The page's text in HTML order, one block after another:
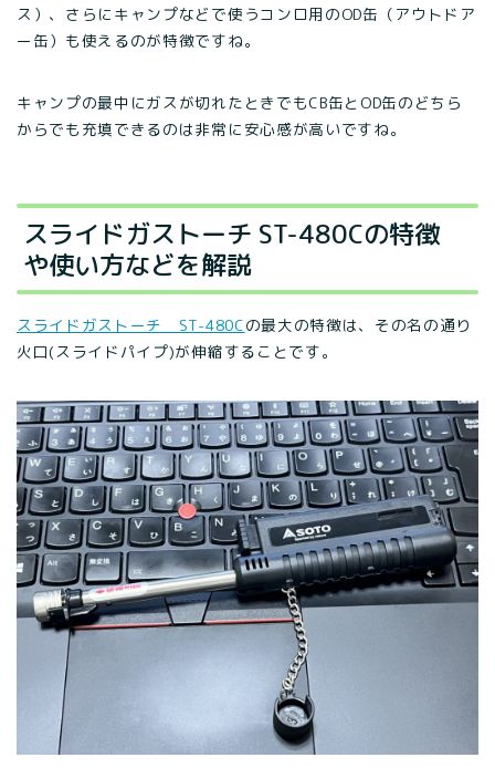
ス）、さらにキャンプなどで使うコンロ用のOD缶（アウトドア
ー缶）も使えるのが特徴ですね。
キャンプの最中にガスが切れたときでもCB缶とOD缶のどちら
からでも充填できるのは非常に安心感が高いですね。
スライドガストーチ ST-480Cの特徴
や使い方などを解説
スライドガストーチ ST-480Cの最大の特徴は、その名の通り
火口(スライドパイプ)が伸縮することです。